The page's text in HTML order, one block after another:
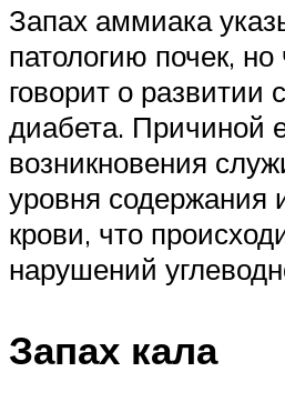
Запах аммиака
патологию почек,
говорит о развитии
диабета. Причиной
возникновения
уровня содержания
крови, что
нарушений
Запах кала